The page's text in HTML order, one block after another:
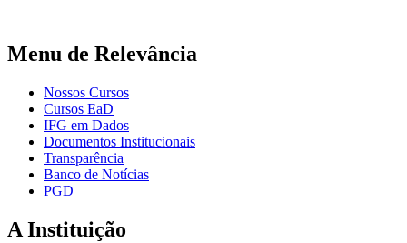
Menu de Relevância
Nossos Cursos
Cursos EaD
IFG em Dados
Documentos Institucionais
Transparência
Banco de Notícias
PGD
A Instituição